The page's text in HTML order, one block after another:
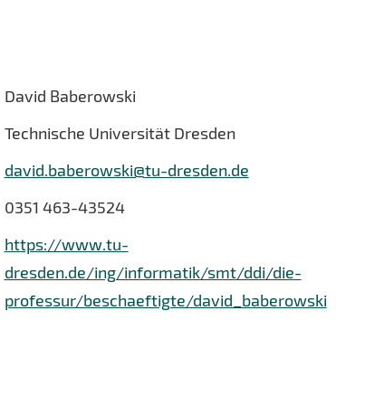
David Baberowski
Technische Universität Dresden
david.baberowski@tu-dresden.de
0351 463-43524
https://www.tu-
dresden.de/ing/informatik/smt/ddi/die-
professur/beschaeftigte/david_baberowski